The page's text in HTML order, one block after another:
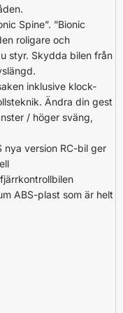
Spine”. ”Bionic
roligare och
styr. Skydda bilen från
inklusive klock-
Ändra din gest
/ höger sväng,
nya version RC-bil ger
ABS-plast som är helt